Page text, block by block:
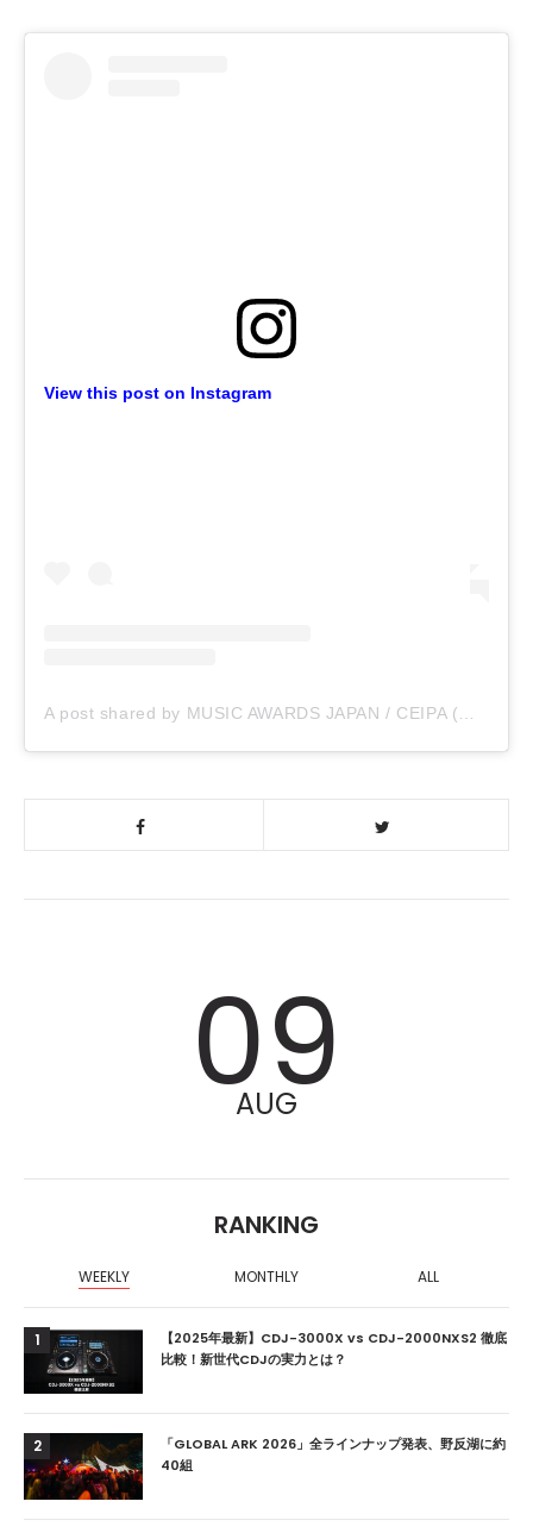
View this post on Instagram
09
AUG
RANKING
WEEKLY MONTHLY ALL
1
【2025年最新】CDJ-3000X vs CDJ-2000NXS2 徹底
比較！新世代CDJの実力とは？
2
「GLOBAL ARK 2026」全ラインナップ発表、野反湖に約
40組